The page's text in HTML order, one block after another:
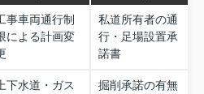
事車両通行制
による計画変
私道所有者の通
行・足場設置承
諾書
上下水道・ガス
掘削承諾の有無